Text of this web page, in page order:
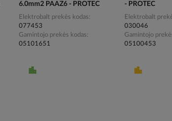
6.0mm2 PAAZ6 - PROTEC
Elektrobalt prekės kodas
077453
Gamintojo prekės kodas
05101651
- PROTEC
Elektrobalt
030046
Gamintojo
05100453